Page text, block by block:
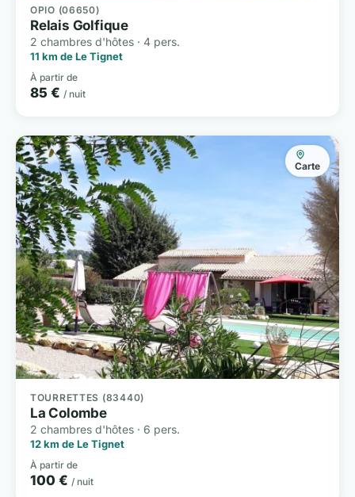
OPIO (06650)
Relais Golfique
2 chambres d'hôtes · 4 pers.
11 km de Le Tignet
À partir de
85 € / nuit
Carte
TOURRETTES (83440)
La Colombe
2 chambres d'hôtes · 6 pers.
12 km de Le Tignet
À partir de
100 € / nuit